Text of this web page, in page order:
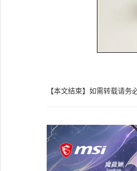
【本文结束】如需转载请务